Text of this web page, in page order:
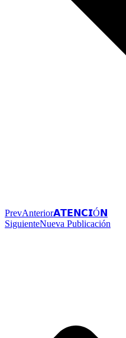
PrevAnterior𝗔𝗧𝗘𝗡𝗖𝗜Ó𝗡
SiguienteNueva Publicación